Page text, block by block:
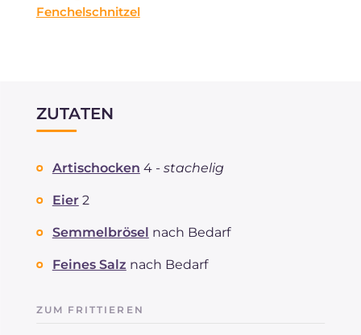
Fenchelschnitzel
ZUTATEN
Artischocken 4 - stachelig
Eier 2
Semmelbrösel nach Bedarf
Feines Salz nach Bedarf
ZUM FRITTIEREN